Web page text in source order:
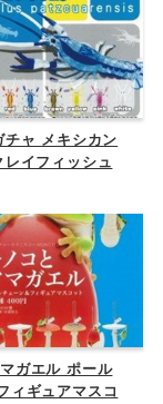
チャ メキシカン
レイフィッシュ
ガエル ポール
ィギュアマスコ